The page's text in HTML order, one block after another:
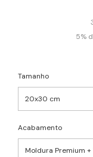
5%
Tamanho
Acabamento